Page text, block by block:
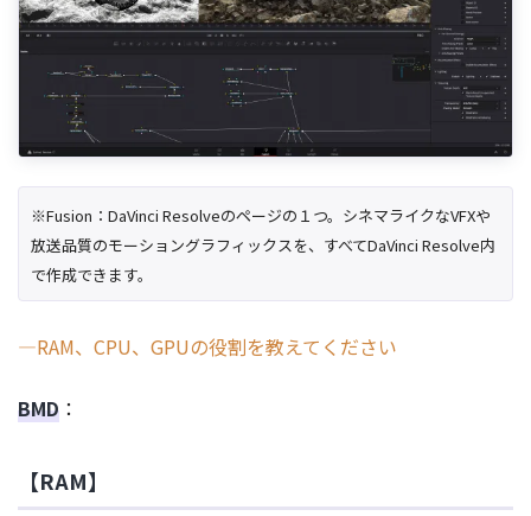
※Fusion：DaVinci Resolveのページの１つ。シネマライクなVFXや
放送品質のモーショングラフィックスを、すべてDaVinci Resolve内
で作成できます。
―RAM、CPU、GPUの役割を教えてください
BMD ：
【RAM】